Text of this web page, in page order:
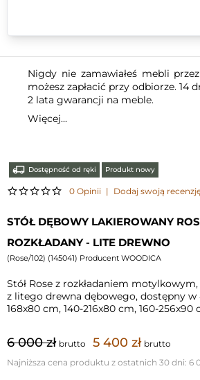
Nigdy nie zamawiałeś mebli
możesz zapłacić przy odbiorze. 14
2 lata gwarancji na meble.
Więcej...
Dostępność od ręki Produkt nowy
0 Opinii | Dodaj swoją
STÓŁ DĘBOWY LAKIEROWANY
ROZKŁADANY - LITE DREWNO
(Rose/102) (145041) Producent WOODICA
Stół Rose z rozkładaniem
z litego drewna dębowego, dostępny w
168x80 cm, 140-216x80 cm, 160-256x90
6 000 zł brutto 5 400 zł brutto
Najniższa cena produktu z ostatnich 30 dni: 6